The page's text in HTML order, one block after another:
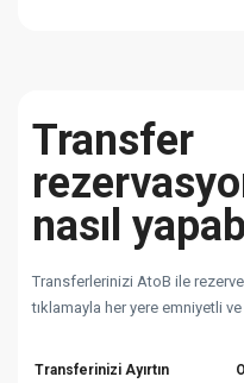
Transfer
nasıl
Transferlerinizi AtoB ile
tıklamayla her yere emniyetli ve
Transferinizi Ayırtın